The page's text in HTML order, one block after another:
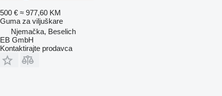
500 € ≈ 977,60 KM
Guma za viljuškare
Njemačka, Beselich
EB GmbH
Kontaktirajte prodavca